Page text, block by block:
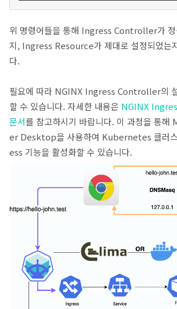
위 명령어들을 통해 Ingress Controller가 정
지, Ingress Resource가 제대로 설정되었는
다.
필요에 따라 NGINX Ingress Controller의
할 수 있습니다. 자세한 내용은 NGINX
문서를 참고하시기 바랍니다. 이 과정을 통해
er Desktop을 사용하여 Kubernetes 클러
ess 기능을 활성화할 수 있습니다.